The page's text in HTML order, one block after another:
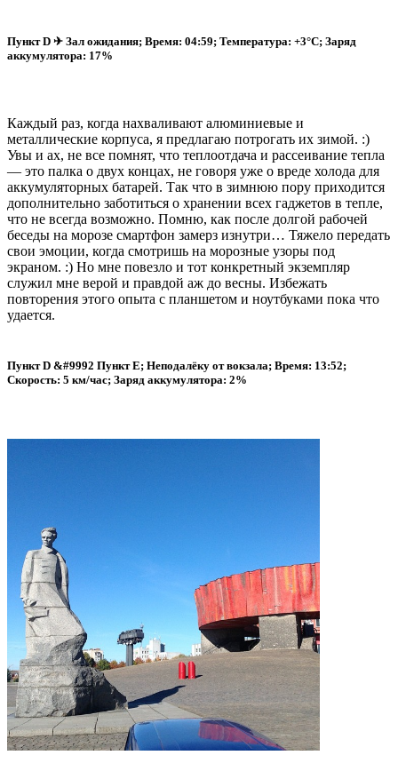
Пункт D ✈ Зал ожидания; Время: 04:59; Температура: +3°C; Заряд
аккумулятора: 17%
Каждый раз, когда нахваливают алюминиевые и
металлические корпуса, я предлагаю потрогать их зимой. :)
Увы и ах, не все помнят, что теплоотдача и рассеивание тепла
— это палка о двух концах, не говоря уже о вреде холода для
аккумуляторных батарей. Так что в зимнюю пору приходится
дополнительно заботиться о хранении всех гаджетов в тепле,
что не всегда возможно. Помню, как после долгой рабочей
беседы на морозе смартфон замерз изнутри… Тяжело передать
свои эмоции, когда смотришь на морозные узоры под
экраном. :) Но мне повезло и тот конкретный экземпляр
служил мне верой и правдой аж до весны. Избежать
повторения этого опыта с планшетом и ноутбуками пока что
удается.
Пункт D &#9992 Пункт E; Неподалёку от вокзала; Время: 13:52;
Скорость: 5 км/час; Заряд аккумулятора: 2%